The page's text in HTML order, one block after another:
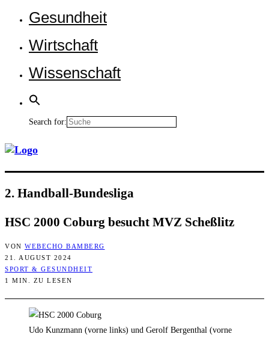
Gesund­heit
Wirt­schaft
Wis­sen­schaft
Search for:
2. Hand­ball-Bun­des­li­ga
HSC 2000 Coburg besucht MVZ Scheßlitz
VON WEBECHO BAMBERG
21. AUGUST 2024
SPORT & GESUNDHEIT
1 MIN. ZU LESEN
Udo Kunzmann (vorne links) und Gerolf Bergenthal (vorne